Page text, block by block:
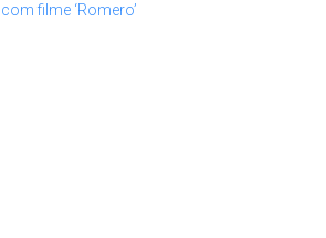
filme ‘Romero’